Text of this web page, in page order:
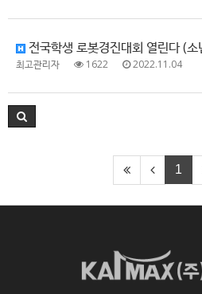
전국학생 로봇경진대회 열린다 (소
최고관리자 1622 2022.11.04
1